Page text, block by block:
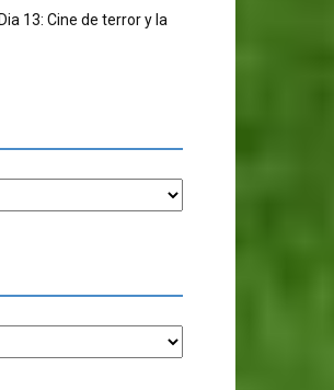
13: Cine de terror y la